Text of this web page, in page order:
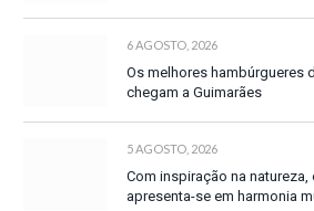
6 AGOSTO, 2026
Os melhores hambúrgueres
chegam a Guimarães
5 AGOSTO, 2026
Com inspiração na natureza,
apresenta-se em harmonia